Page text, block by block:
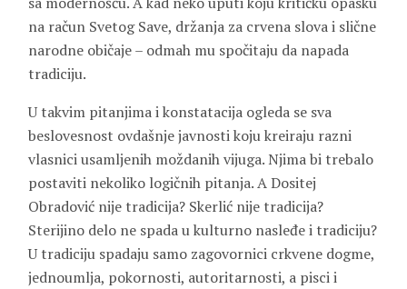
na račun Svetog Save, držanja za crvena slova i slične
narodne običaje – odmah mu spočitaju da napada
tradiciju.
U takvim pitanjima i konstatacija ogleda se sva
beslovesnost ovdašnje javnosti koju kreiraju razni
vlasnici usamljenih moždanih vijuga. Njima bi trebalo
postaviti nekoliko logičnih pitanja. A Dositej
Obradović nije tradicija? Skerlić nije tradicija?
Sterijino delo ne spada u kulturno nasleđe i tradiciju?
U tradiciju spadaju samo zagovornici crkvene dogme,
jednoumlja, pokornosti, autoritarnosti, a pisci i